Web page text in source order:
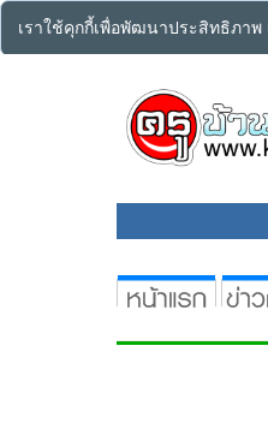
เราใช้คุกกี้เพื่อพัฒนาประสิทธิภา